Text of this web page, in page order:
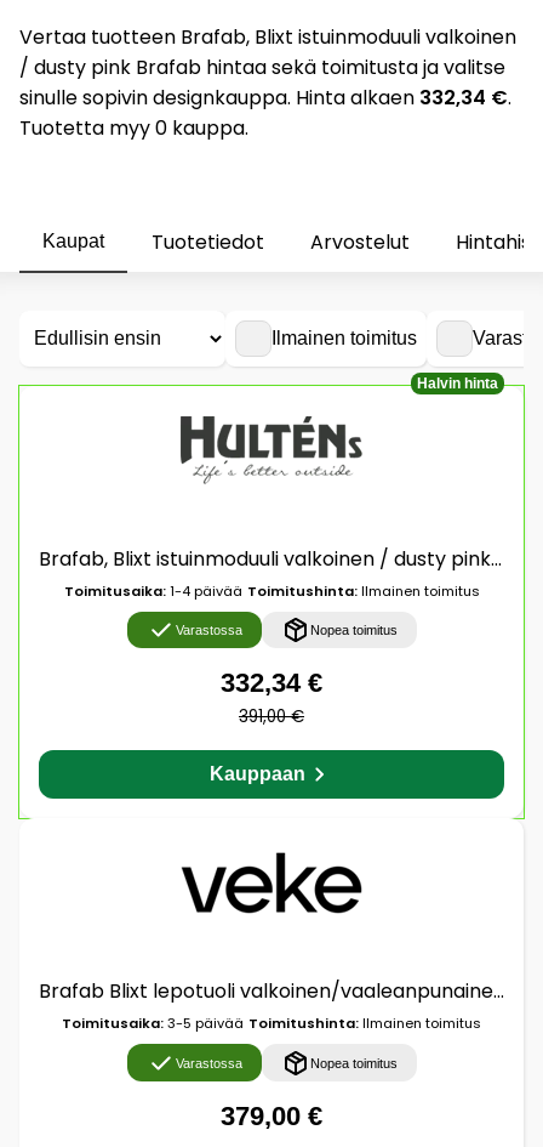
Vertaa tuotteen Brafab, Blixt istuinmoduuli valkoinen
/ dusty pink Brafab hintaa sekä toimitusta ja valitse
sinulle sopivin designkauppa. Hinta alkaen 332,34 €.
Tuotetta myy 0 kauppa.
Kaupat Tuotetiedot Arvostelut
Ilmainen toimitus
Halvin hinta
Brafab, Blixt istuinmoduuli valkoinen / dusty pink Brafab
Toimitusaika:1-4 päivää Toimitushinta:Ilmainen toimitus
Varastossa Nopea toimitus
332,34 €
391,00 €
Kauppaan
Brafab Blixt lepotuoli valkoinen/vaaleanpunainen
Toimitusaika:3-5 päivää Toimitushinta:Ilmainen toimitus
Varastossa Nopea toimitus
379,00 €